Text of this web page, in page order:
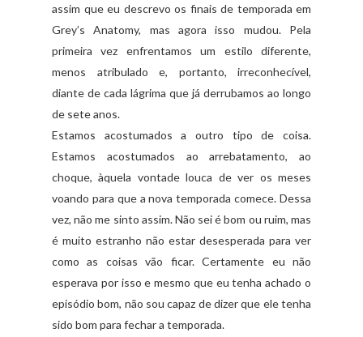
assim que eu descrevo os finais de temporada em
Grey’s Anatomy, mas agora isso mudou. Pela
primeira vez enfrentamos um estilo diferente,
menos atribulado e, portanto, irreconhecível,
diante de cada lágrima que já derrubamos ao longo
de sete anos.
Estamos acostumados a outro tipo de coisa.
Estamos acostumados ao arrebatamento, ao
choque, àquela vontade louca de ver os meses
voando para que a nova temporada comece. Dessa
vez, não me sinto assim. Não sei é bom ou ruim, mas
é muito estranho não estar desesperada para ver
como as coisas vão ficar. Certamente eu não
esperava por isso e mesmo que eu tenha achado o
episódio bom, não sou capaz de dizer que ele tenha
sido bom para fechar a temporada.